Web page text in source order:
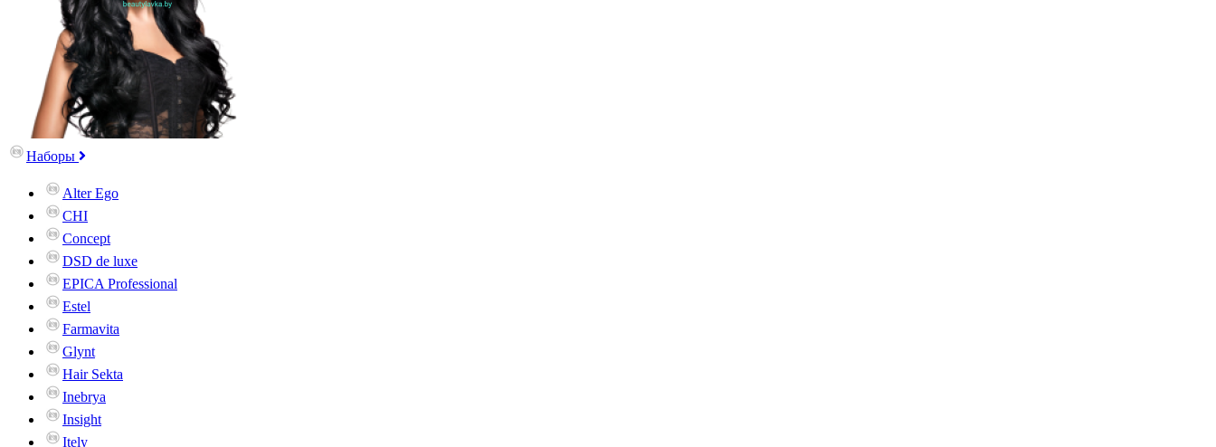
Наборы
Alter Ego
CHI
Concept
DSD de luxe
EPICA Professional
Estel
Farmavita
Glynt
Hair Sekta
Inebrya
Insight
Itely